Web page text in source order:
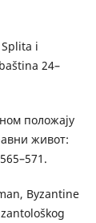
i
24–
положају
живот:
Byzantine